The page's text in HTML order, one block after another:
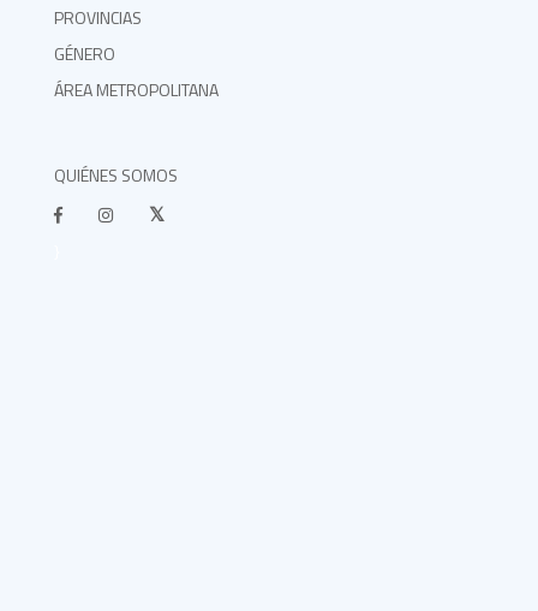
PROVINCIAS
GÉNERO
ÁREA METROPOLITANA
QUIÉNES SOMOS